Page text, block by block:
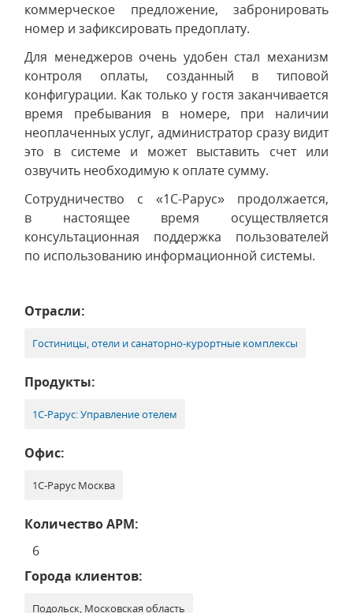
коммерческое предложение, забронировать
номер и зафиксировать предоплату.
Для менеджеров очень удобен стал механизм
контроля оплаты, созданный в типовой
конфигурации. Как только у гостя заканчивается
время пребывания в номере, при наличии
неоплаченных услуг, администратор сразу видит
это в системе и может выставить счет или
озвучить необходимую к оплате сумму.
Сотрудничество с «1С-Рарус» продолжается,
в настоящее время осуществляется
консультационная поддержка пользователей
по использованию информационной системы.
Отрасли:
Гостиницы, отели и санаторно-курортные комплексы
Продукты:
1С-Рарус: Управление отелем
Офис:
1С-Рарус Москва
Количество АРМ:
6
Города клиентов:
Подольск, Московская область